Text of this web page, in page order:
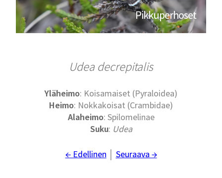
Pikkuperhoset
Udea decrepitalis
Yläheimo: Koisamaiset (Pyraloidea)
Heimo: Nokkakoisat (Crambidae)
Alaheimo: Spilomelinae
Suku: Udea
← Edellinen Seuraava →